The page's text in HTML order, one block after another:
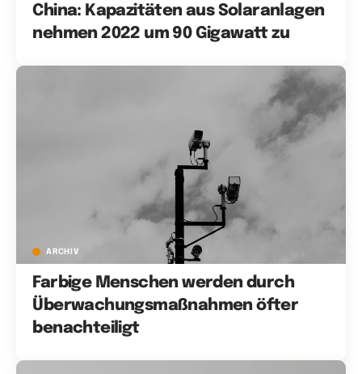
China: Kapazitäten aus Solaranlagen
nehmen 2022 um 90 Gigawatt zu
ARCHIV
Farbige Menschen werden durch
Überwachungsmaßnahmen öfter
benachteiligt